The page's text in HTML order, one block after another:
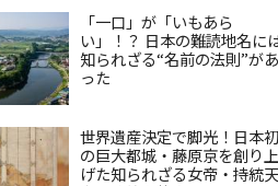
「一口」が「いもあら
い」！？ 日本の難読地名に
知られざる“名前の法則”があ
った
世界遺産決定で脚光！日本初
の巨大都城・藤原京を創り上
げた知られざる女帝・持統天